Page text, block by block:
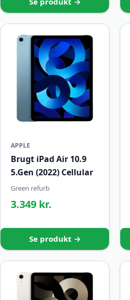
APPLE
Brugt iPad Air 10.9
5.Gen (2022) Cellular
Green refurb
3.349 kr.
Se produkt →